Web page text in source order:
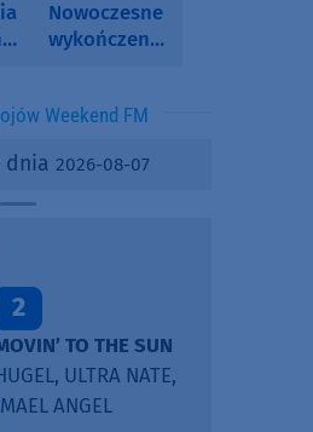
Nowoczesne
wykończenia
SPC, WPC i
kamienny
Weekend FM
2026-08-07
2
TO THE SUN
ULTRA NATE,
ANGEL